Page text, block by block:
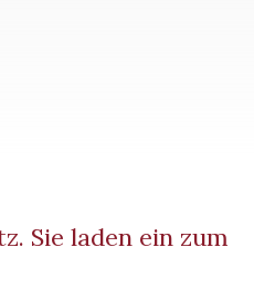
Sie laden ein zum